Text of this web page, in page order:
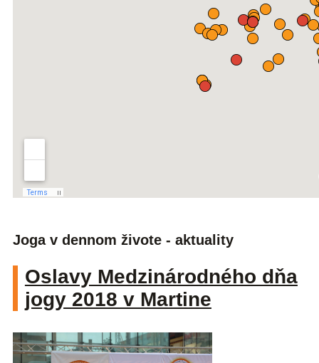
Joga v dennom živote - aktuality
Oslavy Medzinárodného dňa
jogy 2018 v Martine